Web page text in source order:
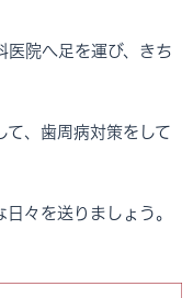
医院へ足を運び、きち
、歯周病対策をして
々を送りましょう。